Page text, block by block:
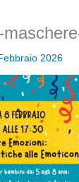
2026